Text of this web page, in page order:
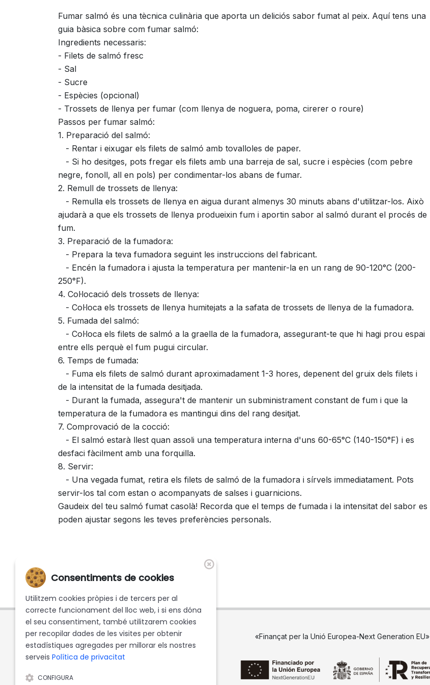
Fumar salmó és una tècnica culinària que aporta un deliciós sabor fumat al peix. Aquí tens una
guia bàsica sobre com fumar salmó:
Ingredients necessaris:
- Filets de salmó fresc
- Sal
- Sucre
- Espècies (opcional)
- Trossets de llenya per fumar (com llenya de noguera, poma, cirerer o roure)
Passos per fumar salmó:
1. Preparació del salmó:
- Rentar i eixugar els filets de salmó amb tovalloles de paper.
- Si ho desitges, pots fregar els filets amb una barreja de sal, sucre i espècies (com pebre
negre, fonoll, all en pols) per condimentar-los abans de fumar.
2. Remull de trossets de llenya:
- Remulla els trossets de llenya en aigua durant almenys 30 minuts abans d'utilitzar-los. Això
ajudarà a que els trossets de llenya produeixin fum i aportin sabor al salmó durant el procés de
fum.
3. Preparació de la fumadora:
- Prepara la teva fumadora seguint les instruccions del fabricant.
- Encén la fumadora i ajusta la temperatura per mantenir-la en un rang de 90-120°C (200-
250°F).
4. Col·locació dels trossets de llenya:
- Col·loca els trossets de llenya humitejats a la safata de trossets de llenya de la fumadora.
5. Fumada del salmó:
- Col·loca els filets de salmó a la graella de la fumadora, assegurant-te que hi hagi prou espai
entre ells perquè el fum pugui circular.
6. Temps de fumada:
- Fuma els filets de salmó durant aproximadament 1-3 hores, depenent del gruix dels filets i
de la intensitat de la fumada desitjada.
- Durant la fumada, assegura't de mantenir un subministrament constant de fum i que la
temperatura de la fumadora es mantingui dins del rang desitjat.
7. Comprovació de la cocció:
- El salmó estarà llest quan assoli una temperatura interna d'uns 60-65°C (140-150°F) i es
desfaci fàcilment amb una forquilla.
8. Servir:
- Una vegada fumat, retira els filets de salmó de la fumadora i sírvels immediatament. Pots
servir-los tal com estan o acompanyats de salses i guarnicions.
Gaudeix del teu salmó fumat casolà! Recorda que el temps de fumada i la intensitat del sabor es
poden ajustar segons les teves preferències personals.
«Finançat per la Unió Europea-Next Generation EU»
Consentiments de cookies
Utilitzem cookies pròpies i de tercers per al
correcte funcionament del lloc web, i si ens dóna
el seu consentiment, també utilitzarem cookies
per recopilar dades de les visites per obtenir
estadístiques agregades per millorar els nostres
serveis Política de privacitat
CONFIGURA